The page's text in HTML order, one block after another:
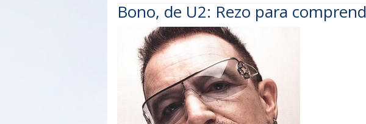
Bono, de U2: Rezo para